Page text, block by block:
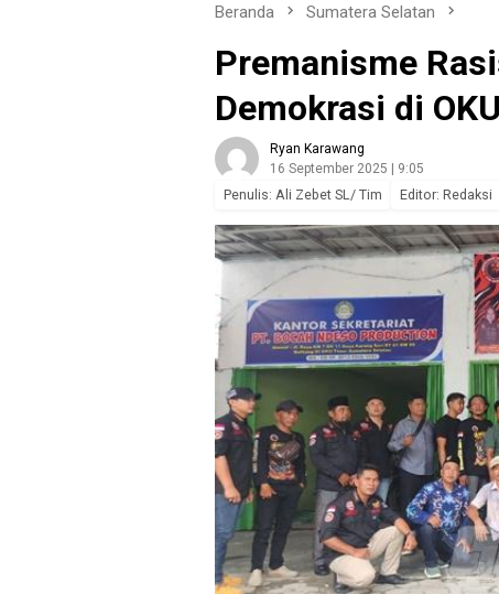
Beranda Sumatera Selatan
Premanisme
Demokrasi di
Ryan Karawang
16 September 2025 | 9:05
Penulis: Ali Zebet SL/ Tim Editor: Redaksi